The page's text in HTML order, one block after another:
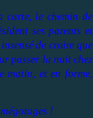
carte, le chemin de
ses parents et
de croire que
passer la nuit chez
matin, et en forme,
!